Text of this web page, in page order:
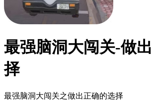
最强脑洞大闯关-做
择
最强脑洞大闯关之做出正确的选择